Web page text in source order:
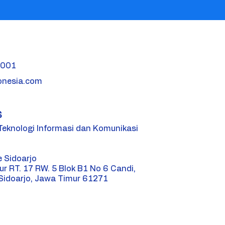
Informasi dan Komunikasi
Sidoarjo
RT. 17 RW. 5 Blok B1 No 6 Candi,
Jawa Timur 61271